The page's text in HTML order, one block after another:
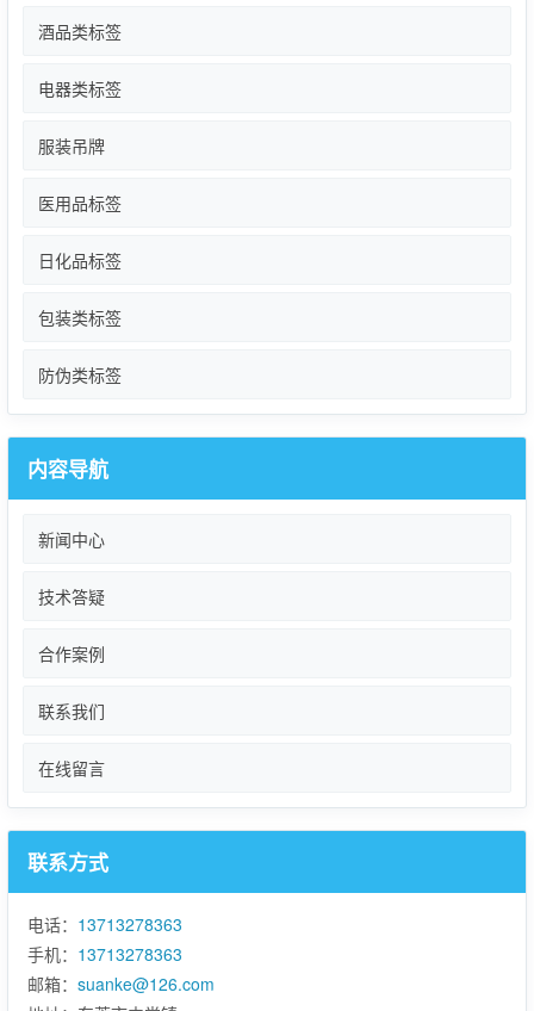
酒品类标签
电器类标签
服装吊牌
医用品标签
日化品标签
包装类标签
防伪类标签
内容导航
新闻中心
技术答疑
合作案例
联系我们
在线留言
联系方式
电话： 13713278363
手机： 13713278363
邮箱： suanke@126.com